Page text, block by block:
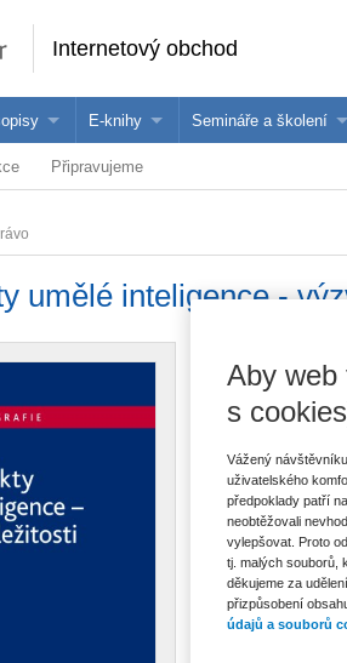
Internetový obchod
E-knihy
Jak na naše e-knihy?
Semináře a školení
Připravujeme
umělé inteligence -
Vydavatel
Autor
Typ publikace
Datum vydání
Vazba
Počet stran
Aby web
s
Vážený
uživatelského
předpoklady patří
neobtěžovali
vylepšovat. Proto
tj. malých souborů,
děkujeme za
přizpůsobení
údajů a souborů